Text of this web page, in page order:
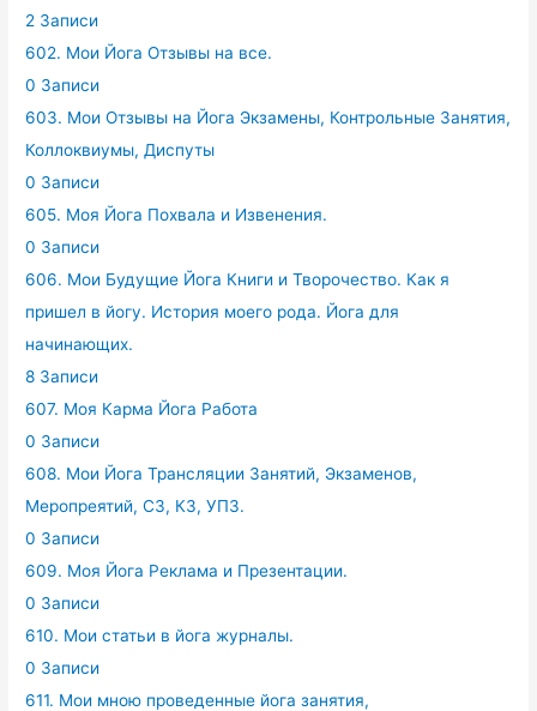
2 Записи
602. Мои Йога Отзывы на все.
0 Записи
603. Мои Отзывы на Йога Экзамены, Контрольные Занятия,
Коллоквиумы, Диспуты
0 Записи
605. Моя Йога Похвала и Извенения.
0 Записи
606. Мои Будущие Йога Книги и Творочество. Как я
пришел в йогу. История моего рода. Йога для
начинающих.
8 Записи
607. Моя Карма Йога Работа
0 Записи
608. Мои Йога Трансляции Занятий, Экзаменов,
Меропреятий, СЗ, КЗ, УПЗ.
0 Записи
609. Моя Йога Реклама и Презентации.
0 Записи
610. Мои статьи в йога журналы.
0 Записи
611. Мои мною проведенные йога занятия,